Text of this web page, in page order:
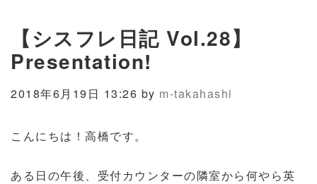
【シスフレ日記 Vol.28】
Presentation!
2018年6月19日 13:26 by m-takahashi
こんにちは！高橋です。
ある日の午後、受付カウンターの隣室から何やら英